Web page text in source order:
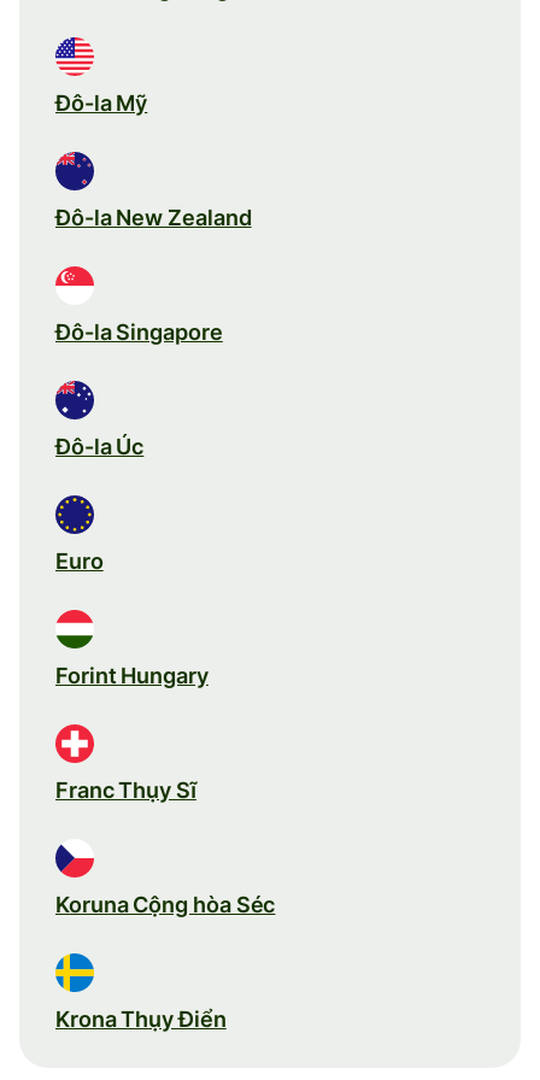
Đô-la Mỹ
Đô-la New Zealand
Đô-la Singapore
Đô-la Úc
Euro
Forint Hungary
Franc Thụy Sĩ
Koruna Cộng hòa Séc
Krona Thụy Điển